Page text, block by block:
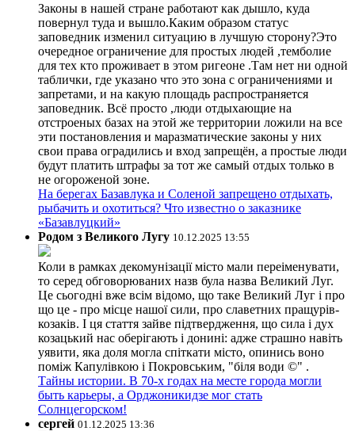
Законы в нашей стране работают как дышло, куда
повернул туда и вышло.Каким образом статус
заповедник изменил ситуацию в лучшую сторону?Это
очередное ограничение для простых людей ,темболие
для тех кто проживает в этом ригеоне .Там нет ни одной
таблички, где указано что это зона с ограничениями и
запретами, и на какую площадь распространяется
заповедник. Всё просто ,люди отдыхающие на
отстроеных базах на этой же территории ложили на все
эти постановления и маразматические законы у них
свои права оградились и вход запрещён, а простые люди
будут платить штрафы за тот же самый отдых только в
не огороженой зоне.
На берегах Базавлука и Соленой запрещено отдыхать,
рыбачить и охотиться? Что известно о заказнике
«Базавлуцкий»
Родом з Великого Лугу 10.12.2025 13:55
Коли в рамках декомунізації місто мали переіменувати,
то серед обговорюваних назв була назва Великий Луг.
Це сьогодні вже всім відомо, що таке Великий Луг і про
що це - про місце нашої сили, про славетних пращурів-
козаків. І ця стаття зайве підтвердження, що сила і дух
козацький нас оберігають і донині: адже страшно навіть
уявити, яка доля могла спіткати місто, опинись воно
поміж Капулівкою і Покровським, "біля води ©" .
Тайны истории. В 70-х годах на месте города могли
быть карьеры, а Орджоникидзе мог стать
Солнцегорском!
сергей 01.12.2025 13:36